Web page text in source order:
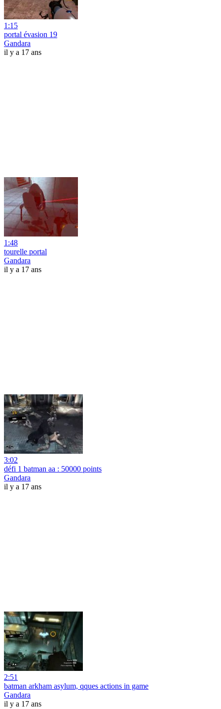
1:15
portal évasion 19
Gandara
il y a 17 ans
1:48
tourelle portal
Gandara
il y a 17 ans
3:02
défi 1 batman aa : 50000 points
Gandara
il y a 17 ans
2:51
batman arkham asylum, qques actions in game
Gandara
il y a 17 ans